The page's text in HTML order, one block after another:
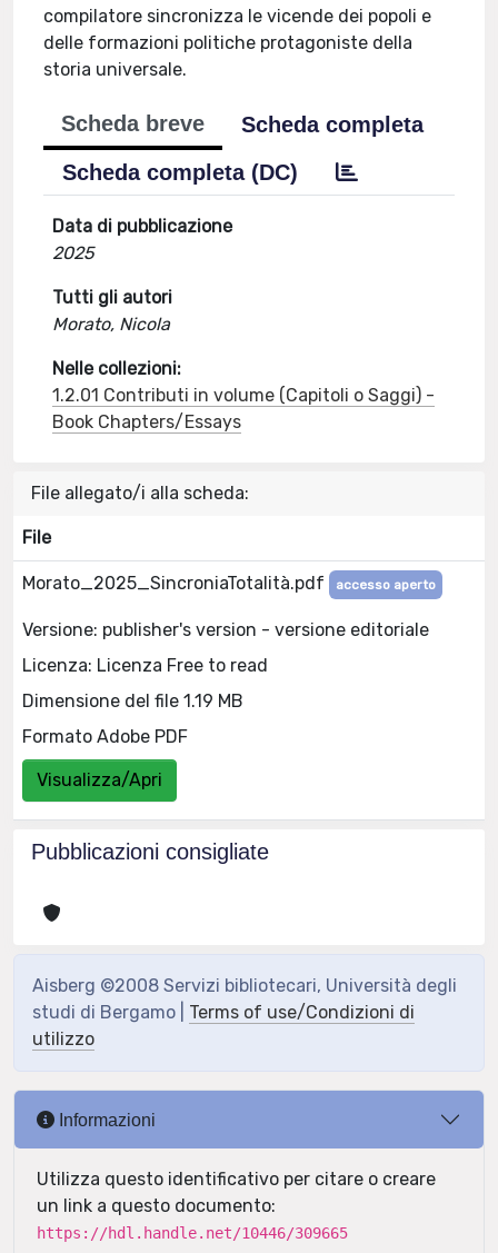
compilatore sincronizza le vicende dei popoli e
delle formazioni politiche protagoniste della
storia universale.
Scheda breve
Scheda completa
Scheda completa (DC)
Data di pubblicazione
2025
Tutti gli autori
Morato, Nicola
Nelle collezioni:
1.2.01 Contributi in volume (Capitoli o Saggi) -
Book Chapters/Essays
File allegato/i alla scheda:
File
Morato_2025_SincroniaTotalità.pdf accesso aperto
Versione: publisher's version - versione editoriale
Licenza: Licenza Free to read
Dimensione del file 1.19 MB
Formato Adobe PDF
Visualizza/Apri
Pubblicazioni consigliate
Aisberg ©2008 Servizi bibliotecari, Università degli
studi di Bergamo | Terms of use/Condizioni di
utilizzo
Informazioni
Utilizza questo identificativo per citare o creare
un link a questo documento:
https://hdl.handle.net/10446/309665